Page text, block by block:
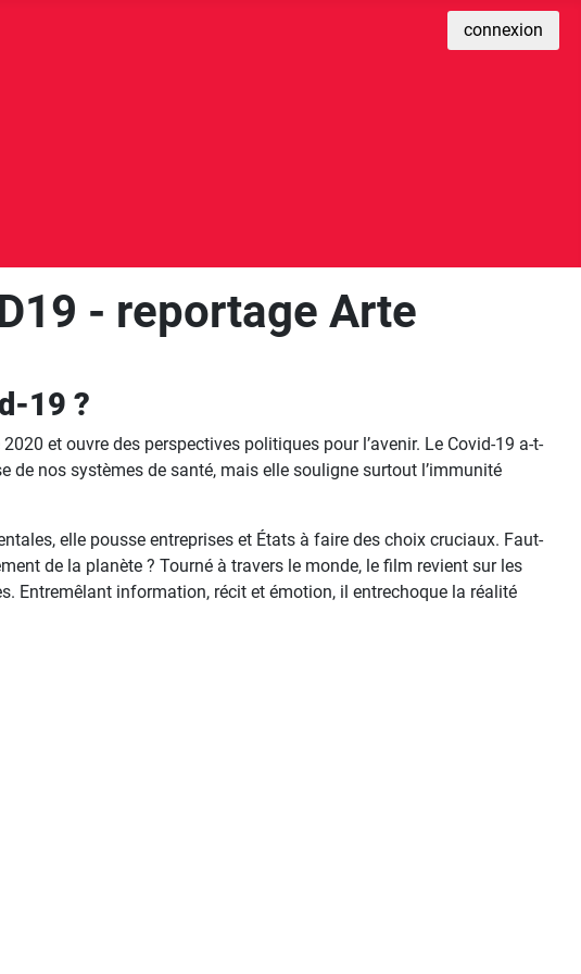
connexion
- reportage Arte
19 ?
et ouvre des perspectives politiques pour l’avenir. Le Covid-19 a-t-
nos systèmes de santé, mais elle souligne surtout l’immunité
elle pousse entreprises et États à faire des choix cruciaux. Faut-
de la planète ? Tourné à travers le monde, le film revient sur les
Entremêlant information, récit et émotion, il entrechoque la réalité